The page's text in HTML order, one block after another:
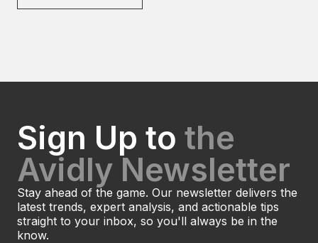
Sign Up to the
Avidly Newsletter
Stay ahead of the game. Our newsletter delivers the
latest trends, expert analysis, and actionable tips
straight to your inbox, so you'll always be in the
know.